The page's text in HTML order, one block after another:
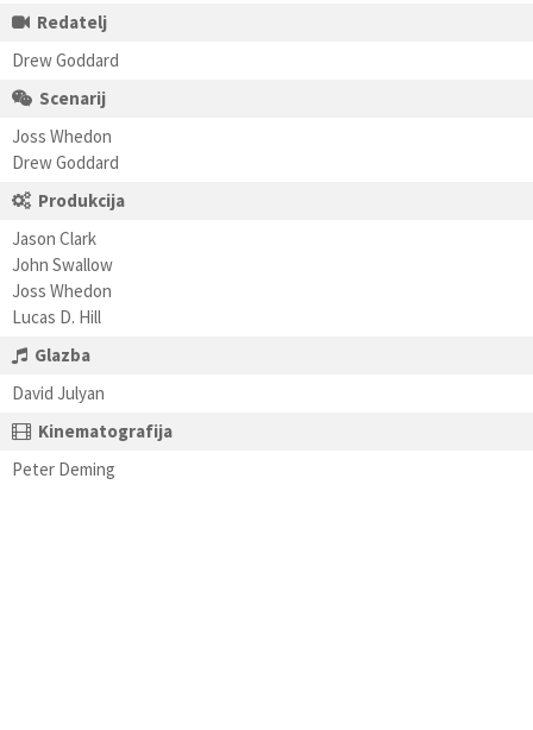
Redatelj
Drew Goddard
Scenarij
Joss Whedon
Drew Goddard
Produkcija
Jason Clark
John Swallow
Joss Whedon
Lucas D. Hill
Glazba
David Julyan
Kinematografija
Peter Deming